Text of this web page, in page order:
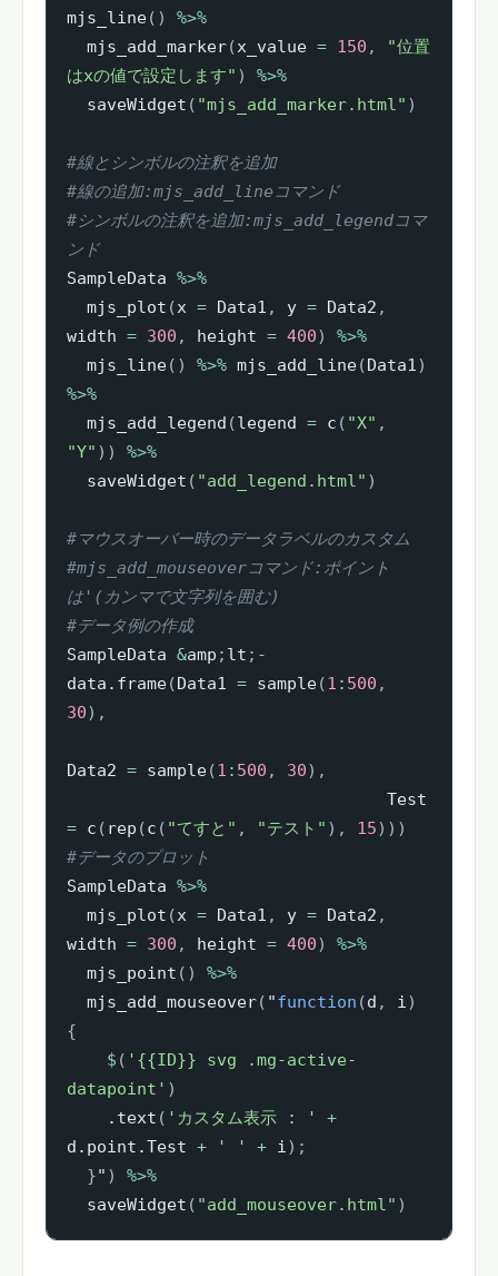
mjs_line( )
%>%
  mjs_add_marker
(x_value = 150 ,
"位置
はxの値で設定します" )
%>%
  saveWidget
( "mjs_add_marker.html" )
#線とシンボルの注釈を追加
#線の追加:mjs_add_lineコマンド
#シンボルの注釈を追加:mjs_add_legendコマ
ンド
SampleData %>%
  mjs_plot
(x = Data1 , y = Data2 ,
width = 300 , height = 400)
%>%
  mjs_line
( ) %>% mjs_add_line(Data1)
%>%
  mjs_add_legend
(legend = c ( "X" ,
"Y" ) )
%>%
  saveWidget
( "add_legend.html" )
#マウスオーバー時のデータラベルのカスタム
#mjs_add_mouseoverコマンド:ポイント
は'(カンマで文字列を囲む)
#データ例の作成
SampleData &amp ; lt ; -
data.frame(Data1 = sample(1 : 500 ,
30) ,
Data2 = sample(1 : 500 , 30) ,
= c ( rep (c ( "てすと" , "テスト" ) , 15) ) )
#データのプロット
SampleData %>%
  mjs_plot
(x = Data1 , y = Data2 ,
width = 300 , height = 400)
%>%
  mjs_point
( )
%>%
  mjs_add_mouseover
( "function (d , i)
{
$ ( '{{ID}} svg .mg-active-
datapoint' )
    .text
( 'カスタム表示 : '
+
d.point.Test + ' ' + i) ;
}" )
%>%
  saveWidget
( "add_mouseover.html" )